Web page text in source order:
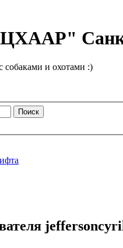
собаками и охотами :)